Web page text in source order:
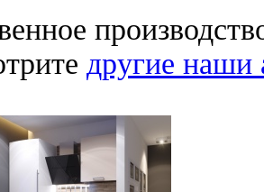
другие наши